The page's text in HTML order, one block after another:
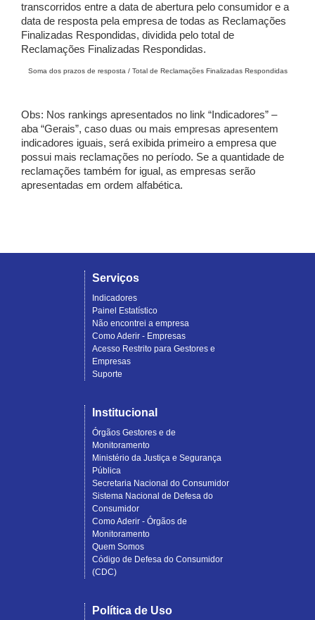
transcorridos entre a data de abertura pelo consumidor e a
data de resposta pela empresa de todas as Reclamações
Finalizadas Respondidas, dividida pelo total de
Reclamações Finalizadas Respondidas.
Soma dos prazos de resposta / Total de Reclamações Finalizadas Respondidas
Obs: Nos rankings apresentados no link “Indicadores” –
aba “Gerais”, caso duas ou mais empresas apresentem
indicadores iguais, será exibida primeiro a empresa que
possui mais reclamações no período. Se a quantidade de
reclamações também for igual, as empresas serão
apresentadas em ordem alfabética.
Serviços
Indicadores
Painel Estatístico
Não encontrei a empresa
Como Aderir - Empresas
Acesso Restrito para Gestores e
Empresas
Suporte
Institucional
Órgãos Gestores e de
Monitoramento
Ministério da Justiça e Segurança
Pública
Secretaria Nacional do Consumidor
Sistema Nacional de Defesa do
Consumidor
Como Aderir - Órgãos de
Monitoramento
Quem Somos
Código de Defesa do Consumidor
(CDC)
Política de Uso